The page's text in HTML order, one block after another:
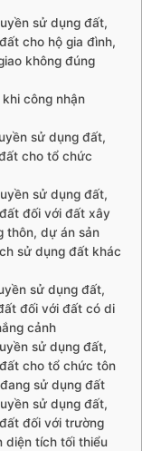
sử dụng đất,
cho hộ gia đình,
không đúng
công nhận
sử dụng đất,
cho tổ chức
sử dụng đất,
đối với đất xây
thôn, dự án sản
sử dụng đất khác
sử dụng đất,
đối với đất có di
cảnh
sử dụng đất,
cho tổ chức tôn
sử dụng đất
sử dụng đất,
đối với trường
diện tích tối thiểu